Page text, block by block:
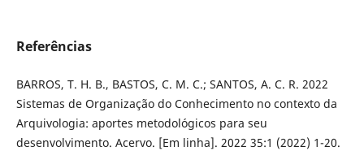
Referências
BARROS, T. H. B., BASTOS, C. M. C.; SANTOS, A. C. R. 2022
Sistemas de Organização do Conhecimento no contexto da
Arquivologia: aportes metodológicos para seu
desenvolvimento. Acervo. [Em linha]. 2022 35:1 (2022) 1-20.